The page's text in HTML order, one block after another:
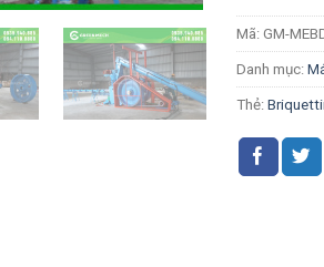
Mã: GM-
Danh mục:
Thẻ: